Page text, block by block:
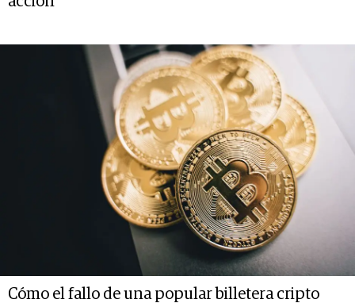
Cómo el fallo de una popular billetera cripto